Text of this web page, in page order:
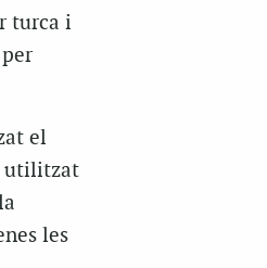
turca i
el
utilitzat
les